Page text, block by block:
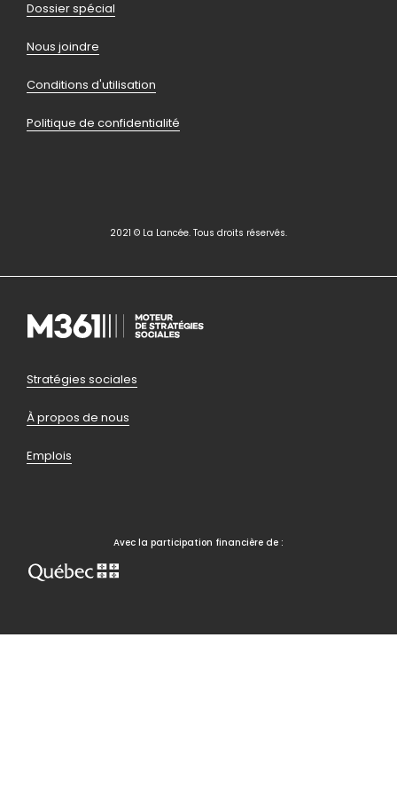
page
Dossier spécial
Nous joindre
Conditions d'utilisation
Politique de confidentialité
2021 © La Lancée. Tous droits réservés.
Pied
de
page
Stratégies sociales
À propos de nous
Emplois
Avec la participation financière de :